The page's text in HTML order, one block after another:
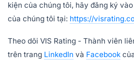
kiện của chúng tôi, hãy đăng ký
của chúng tôi tại: https://
Theo dõi VIS Rating - Thành viên
trên trang LinkedIn và Facebook